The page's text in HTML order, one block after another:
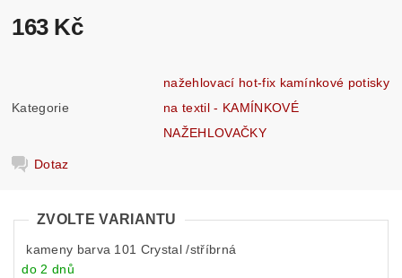
163 Kč
Kategorie
nažehlovací hot-fix kamínkové potisky
na textil - KAMÍNKOVÉ
NAŽEHLOVAČKY
Dotaz
ZVOLTE VARIANTU
kameny barva 101 Crystal /stříbrná
do 2 dnů